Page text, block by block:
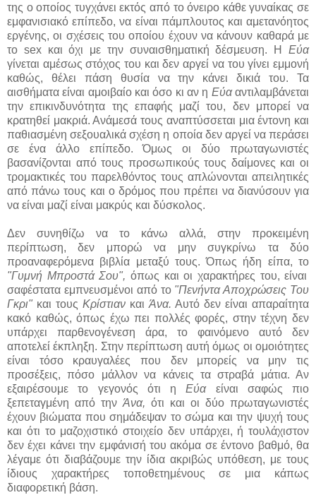
της ο οποίος τυγχάνει εκτός από το όνειρο κάθε γυναίκας σε
εμφανισιακό επίπεδο, να είναι πάμπλουτος και αμετανόητος
εργένης, οι σχέσεις του οποίου έχουν να κάνουν καθαρά με
το sex και όχι με την συναισθηματική δέσμευση. Η Εύα
γίνεται αμέσως στόχος του και δεν αργεί να του γίνει εμμονή
καθώς, θέλει πάση θυσία να την κάνει δικιά του. Τα
αισθήματα είναι αμοιβαίο και όσο κι αν η Εύααντιλαμβάνεται
την επικινδυνότητα της επαφής μαζί του, δεν μπορεί να
κρατηθεί μακριά. Ανάμεσά τους αναπτύσσεται μια έντονη και
παθιασμένη σεξουαλικά σχέση η οποία δεν αργεί να περάσει
σε ένα άλλο επίπεδο. Όμως οι δύο πρωταγωνιστές
βασανίζονται από τους προσωπικούς τους δαίμονες και οι
τρομακτικές του παρελθόντος τους απλώνονται απειλητικές
από πάνω τους και ο δρόμος που πρέπει να διανύσουν για
να είναι μαζί είναι μακρύς και δύσκολος.
Δεν συνηθίζω να το κάνω αλλά, στην προκειμένη
περίπτωση, δεν μπορώ να μην συγκρίνω τα δύο
προαναφερόμενα βιβλία μεταξύ τους. Όπως ήδη είπα, το
"Γυμνή Μπροστά Σου", όπως και οι χαρακτήρες του, είναι
σαφέστατα εμπνευσμένοι από το "Πενήντα Αποχρώσεις Του
Γκρι" και τουςΚρίστιαν και Άνα. Αυτό δεν είναι απαραίτητα
κακό καθώς, όπως έχω πει πολλές φορές, στην τέχνη δεν
υπάρχει παρθενογένεση άρα, το φαινόμενο αυτό δεν
αποτελεί έκπληξη. Στην περίπτωση αυτή όμως οι ομοιότητες
είναι τόσο κραυγαλέες που δεν μπορείς να μην τις
προσέξεις, πόσο μάλλον να κάνεις τα στραβά μάτια. Αν
εξαιρέσουμε το γεγονός ότι ηΕύαείναι σαφώς πιο
ξεπεταγμένη από την Άνα, ότι και οι δύο πρωταγωνιστές
έχουν βιώματα που σημάδεψαν το σώμα και την ψυχή τους
και ότι το μαζοχιστικό στοιχείο δεν υπάρχει, ή τουλάχιστον
δεν έχει κάνει την εμφάνισή του ακόμα σε έντονο βαθμό, θα
λέγαμε ότι διαβάζουμε την ίδια ακριβώς υπόθεση, με τους
ίδιους χαρακτήρες τοποθετημένους σε μια κάπως
διαφορετική βάση.